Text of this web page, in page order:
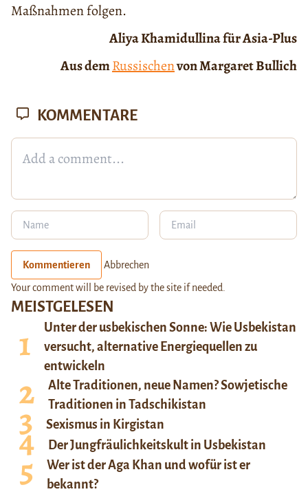
Maßnahmen folgen.
Aliya Khamidullina für Asia-Plus
Aus demRussischenvon Margaret Bullich
MEISTGELESEN
Unter der usbekischen Sonne: Wie Usbekistan
versucht, alternative Energiequellen zu
entwickeln
Alte Traditionen, neue Namen? Sowjetische
Traditionen in Tadschikistan
Sexismus in Kirgistan
Der Jungfräulichkeitskult in Usbekistan
Wer ist der Aga Khan und wofür ist er
bekannt?
KOMMENTARE
Kommentieren Abbrechen
Your comment will be revised by the site if needed.